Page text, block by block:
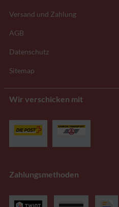
Versand und Zahlung
AGB
Datenschutz
Sitemap
Wir verschicken mit
Zahlungsmethoden